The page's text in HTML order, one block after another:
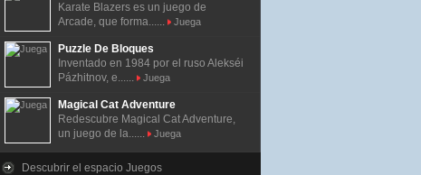
Karate Blazers es un juego de
Arcade, que forma......
Juega
Puzzle De Bloques
Inventado en 1984 por el ruso Alekséi
Pázhitnov, e......
Juega
Magical Cat Adventure
Redescubre Magical Cat Adventure,
un juego de la......
Juega
Descubrir el espacio Juegos